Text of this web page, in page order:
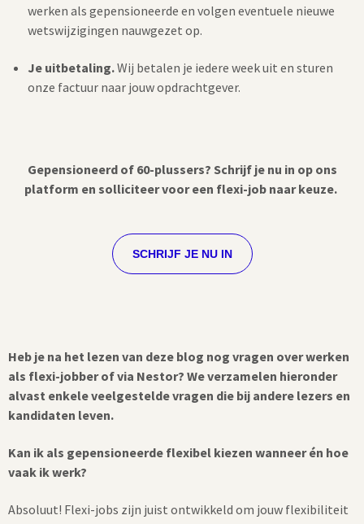
werken als gepensioneerde en volgen eventuele nieuwe
wetswijzigingen nauwgezet op.
Je uitbetaling.Wij betalen je iedere week uit en sturen
onze factuur naar jouw opdrachtgever.
Gepensioneerd of 60-plussers? Schrijf je nu in op ons
platform en solliciteer voor een flexi-job naar keuze.
SCHRIJF JE NU IN
Heb je na het lezen van deze blog nog vragen over werken
als flexi-jobber of via Nestor? We verzamelen hieronder
alvast enkele veelgestelde vragen die bij andere lezers en
kandidaten leven.
Kan ik als gepensioneerde flexibel kiezen wanneer én hoe
vaak ik werk?
Absoluut! Flexi-jobs zijn juist ontwikkeld om jouw flexibiliteit